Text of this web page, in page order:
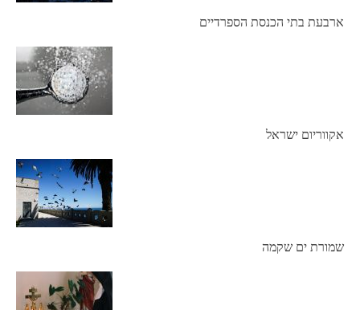
ארבעת בתי הכנסת הספרדיים
אקווריום ישראל
שמורת ים שקמה